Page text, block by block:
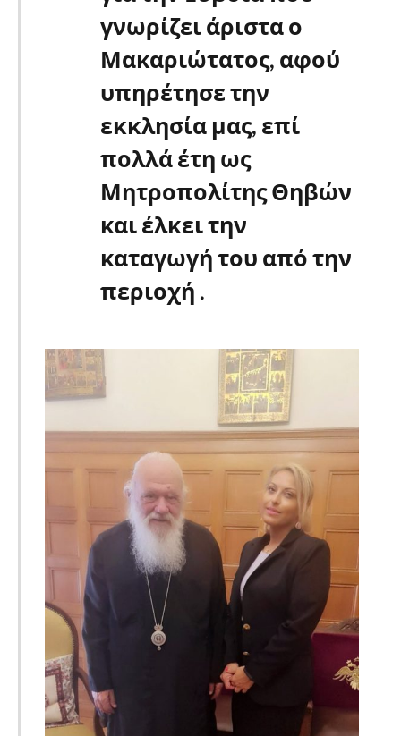
γνωρίζει άριστα ο
Μακαριώτατος, αφού
υπηρέτησε την
εκκλησία μας, επί
πολλά έτη ως
Μητροπολίτης Θηβών
και έλκει την
καταγωγή του από την
περιοχή .